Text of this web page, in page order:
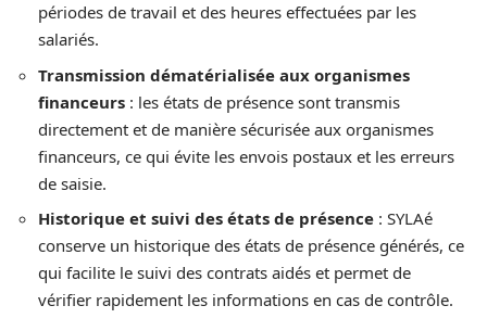
périodes de travail et des heures effectuées par les
salariés.
Transmission dématérialisée aux organismes
financeurs : les états de présence sont transmis
directement et de manière sécurisée aux organismes
financeurs, ce qui évite les envois postaux et les erreurs
de saisie.
Historique et suivi des états de présence : SYLAé
conserve un historique des états de présence générés, ce
qui facilite le suivi des contrats aidés et permet de
vérifier rapidement les informations en cas de contrôle.